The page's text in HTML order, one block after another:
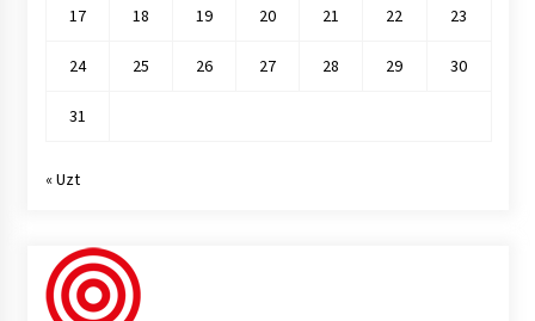
17 18 19 20 21 22 23
24 25 26 27 28 29 30
31
« Uzt